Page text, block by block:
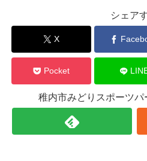
シェア
X
Pocket
稚内市みどりスポーツパ